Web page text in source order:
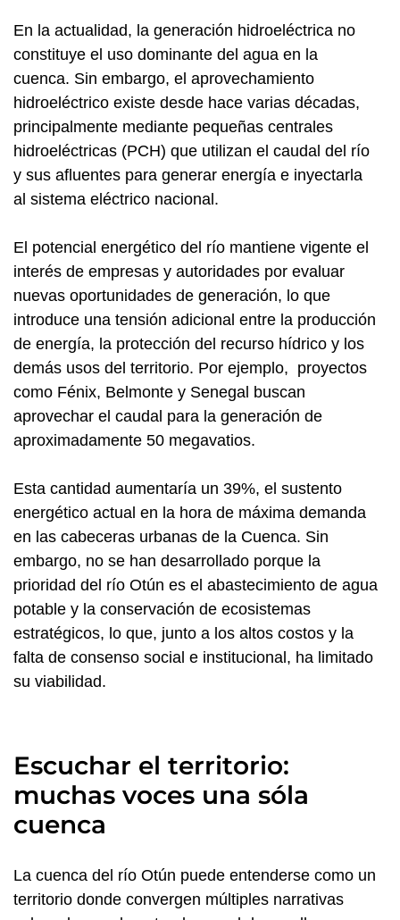
En la actualidad, la generación hidroeléctrica no
constituye el uso dominante del agua en la
cuenca. Sin embargo, el aprovechamiento
hidroeléctrico existe desde hace varias décadas,
principalmente mediante pequeñas centrales
hidroeléctricas (PCH) que utilizan el caudal del río
y sus afluentes para generar energía e inyectarla
al sistema eléctrico nacional.
El potencial energético del río mantiene vigente el
interés de empresas y autoridades por evaluar
nuevas oportunidades de generación, lo que
introduce una tensión adicional entre la producción
de energía, la protección del recurso hídrico y los
demás usos del territorio. Por ejemplo, proyectos
como Fénix, Belmonte y Senegal buscan
aprovechar el caudal para la generación de
aproximadamente 50 megavatios.
Esta cantidad aumentaría un 39%, el sustento
energético actual en la hora de máxima demanda
en las cabeceras urbanas de la Cuenca. Sin
embargo, no se han desarrollado porque la
prioridad del río Otún es el abastecimiento de agua
potable y la conservación de ecosistemas
estratégicos, lo que, junto a los altos costos y la
falta de consenso social e institucional, ha limitado
su viabilidad.
Escuchar el territorio:
muchas voces una sóla
cuenca
La cuenca del río Otún puede entenderse como un
territorio donde convergen múltiples narrativas